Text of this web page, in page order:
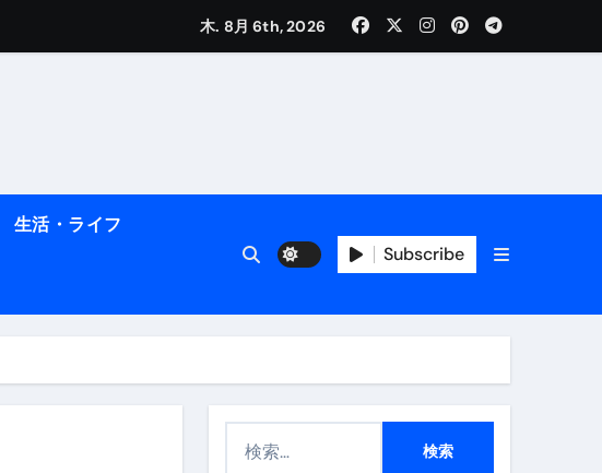
る対処法
！
【あすけん活用術】
慣 | レシピ付き | ダイエット中の食事
木. 8月 6th, 2026
生活・ライフ
Subscribe